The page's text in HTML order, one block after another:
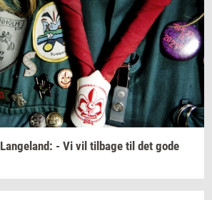
Lan­geland: - Vi vil til­ba­ge til det gode